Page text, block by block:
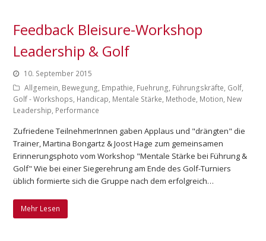
Feedback Bleisure-Workshop
Leadership & Golf
10. September 2015
Allgemein, Bewegung, Empathie, Fuehrung, Führungskräfte, Golf,
Golf - Workshops, Handicap, Mentale Stärke, Methode, Motion, New
Leadership, Performance
Zufriedene TeilnehmerInnen gaben Applaus und "drängten" die
Trainer, Martina Bongartz & Joost Hage zum gemeinsamen
Erinnerungsphoto vom Workshop "Mentale Stärke bei Führung &
Golf" Wie bei einer Siegerehrung am Ende des Golf-Turniers
üblich formierte sich die Gruppe nach dem erfolgreich…
Mehr Lesen